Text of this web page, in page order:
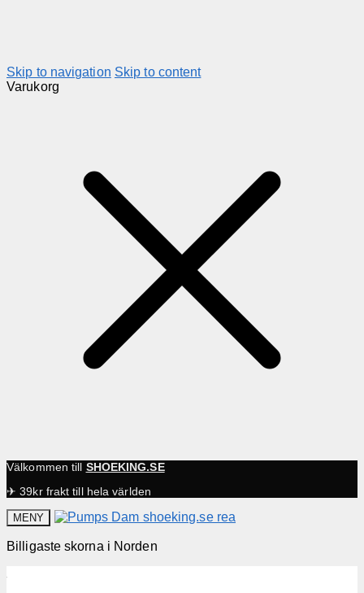
Skip to navigation Skip to content
Varukorg
Välkommen till SHOEKING.SE
✈ 39kr frakt till hela världen
MENY
Billigaste skorna i Norden